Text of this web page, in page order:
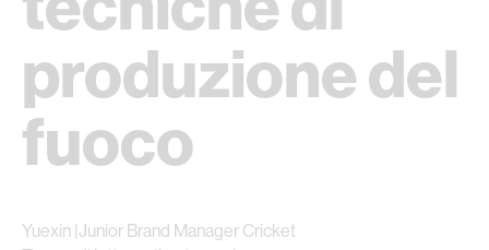
produzione del
fuoco
Yuexin |Junior Brand Manager Cricket